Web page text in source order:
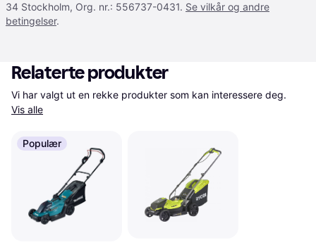
34 Stockholm, Org. nr.: 556737-0431. Se vilkår og andre
betingelser.
Relaterte produkter
Vis alle
Populær